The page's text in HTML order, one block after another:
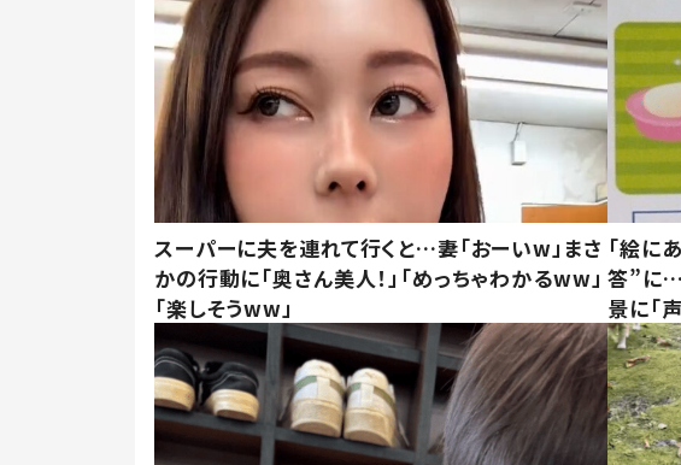
スーパーに夫を連れて行くと…妻「おーいw」まさ
かの行動に「奥さん美人！」「めっちゃわかるww」
「楽しそうww」
「絵に
答”に…
景に「